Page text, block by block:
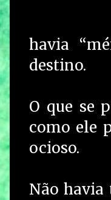
havia
destino.
O que se
como ele
ocioso.
Não havia